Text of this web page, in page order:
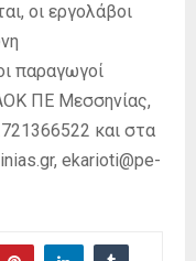
οι εργολάβοι
παραγωγοί
ΠΕ Μεσσηνίας,
και στα
ekarioti@pe-